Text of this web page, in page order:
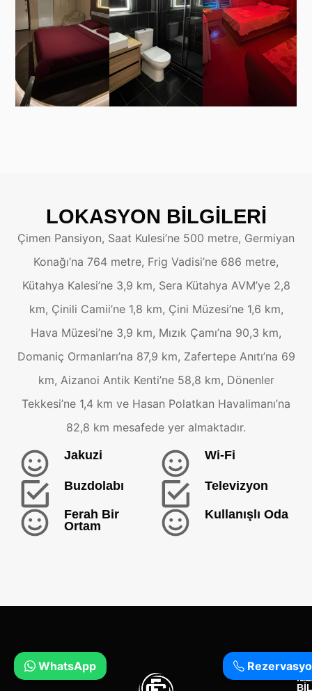
Jakuzi Wi-Fi
Buzdolabı Televizyon
Ferah Bir
Ortam
Kullanışlı Oda
LOKASYON BILGILERI
Çimen Pansiyon, Saat Kulesi’ne 500 metre, Germiyan
Konağı’na 764 metre, Frig Vadisi’ne 686 metre,
Kütahya Kalesi’ne 3,9 km, Sera Kütahya AVM’ye 2,8
km, Çinili Camii’ne 1,8 km, Çini Müzesi’ne 1,6 km,
Hava Müzesi’ne 3,9 km, Mızık Çamı’na 90,3 km,
Domaniç Ormanları’na 87,9 km, Zafertepe Anıtı’na 69
km, Aizanoi Antik Kenti’ne 58,8 km, Dönenler
Tekkesi’ne 1,4 km ve Hasan Polatkan Havalimanı’na
82,8 km mesafede yer almaktadır.
WhatsApp